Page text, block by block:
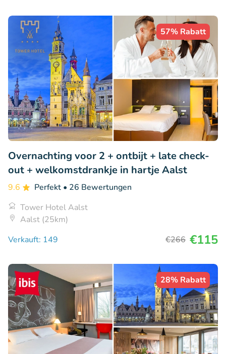
57% Rabatt
Overnachting voor 2 + ontbijt + late check-
out + welkomstdrankje in hartje Aalst
9.6 Perfekt • 26 Bewertungen
Tower Hotel Aalst
Aalst (25km)
Verkauft: 149
€266 €115
28% Rabatt